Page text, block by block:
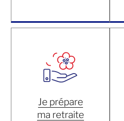
Je prépare
ma retraite